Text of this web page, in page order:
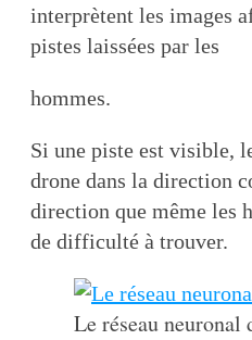
interprètent les images
pistes laissées par les
hommes.
Si une piste est visible,
drone dans la direction
direction que même les
de difficulté à trouver.
Le réseau neuronal